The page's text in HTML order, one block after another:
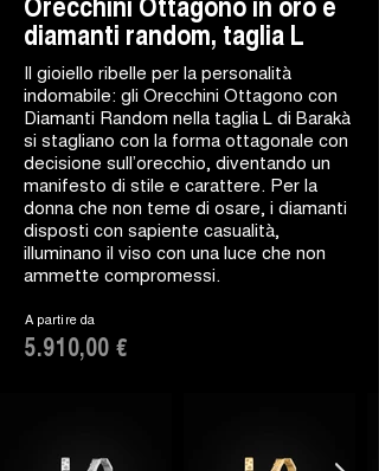
diamanti random, taglia L
Il gioiello ribelle per la personalità
indomabile: gli Orecchini Ottagono con
Diamanti Random nella taglia L di Barakà
si stagliano con la forma ottagonale con
decisione sull’orecchio, diventando un
manifesto di stile e carattere. Per la
donna che non teme di osare, i diamanti
disposti con sapiente casualità,
illuminano il viso con una luce che non
ammette compromessi.
A partire da
5.910,00 €